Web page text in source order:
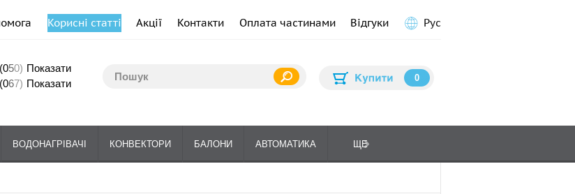
Корисні статті Акції Контакти Оплата частинами Відгуки Рус
50) Показати
67) Показати 0
ВОДОНАГРІВАЧІ КОНВЕКТОРИ БАЛОНИ АВТОМАТИКА ЩЕ